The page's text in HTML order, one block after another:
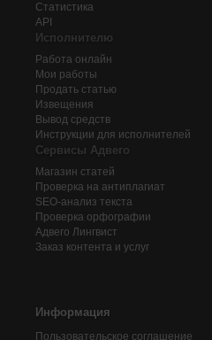
Статистика
API
Исполнителю
Работа онлайн
Мои работы
Продать статью
Извещения
Вывод средств
Инструкции для исполнителей
Сервисы Адвего
Магазин статей
Проверка на антиплагиат
SEO-анализ текста
Проверка орфографии
Адвего Лингвист
Заказ контента и услуг
Информация
Пользовательское соглашение